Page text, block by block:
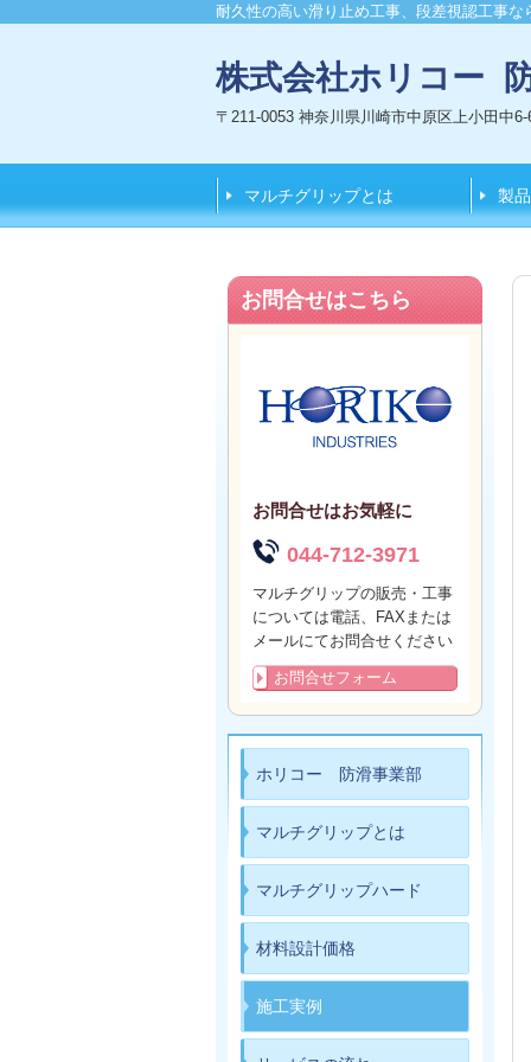
耐久性の高い滑り止め工事、段差視認工事な
株式会社ホリコー
〒211-0053 神奈川県川崎市中原区上小田中6-
マルチグリップとは 製
お問合せはこちら
お問合せはお気軽に
044-712-3971
マルチグリップの販売・工事
については電話、FAXまたは
メールにてお問合せください
お問合せフォーム
ホリコー 防滑事業部
マルチグリップとは
マルチグリップハード
材料設計価格
施工実例